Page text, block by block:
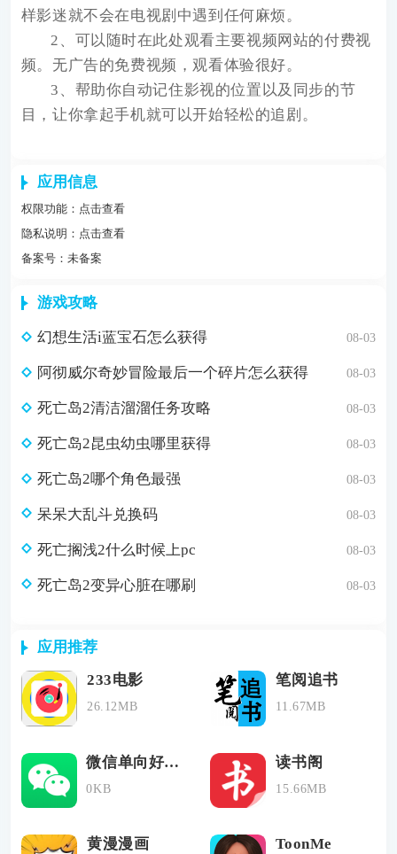
样影迷就不会在电视剧中遇到任何麻烦。
2、可以随时在此处观看主要视频网站的付费视
频。无广告的免费视频，观看体验很好。
3、帮助你自动记住影视的位置以及同步的节
目，让你拿起手机就可以开始轻松的追剧。
应用信息
权限功能： 点击查看
隐私说明： 点击查看
备案号：未备案
游戏攻略
幻想生活i蓝宝石怎么获得 08-03
阿彻威尔奇妙冒险最后一个碎片怎么获得 08-03
死亡岛2清洁溜溜任务攻略 08-03
死亡岛2昆虫幼虫哪里获得 08-03
死亡岛2哪个角色最强 08-03
呆呆大乱斗兑换码 08-03
死亡搁浅2什么时候上pc 08-03
死亡岛2变异心脏在哪刷 08-03
应用推荐
233电影
26.12MB
笔阅追书
11.67MB
微信单向好友检测工具
0KB
读书阁
15.66MB
黄漫漫画 ToonMe